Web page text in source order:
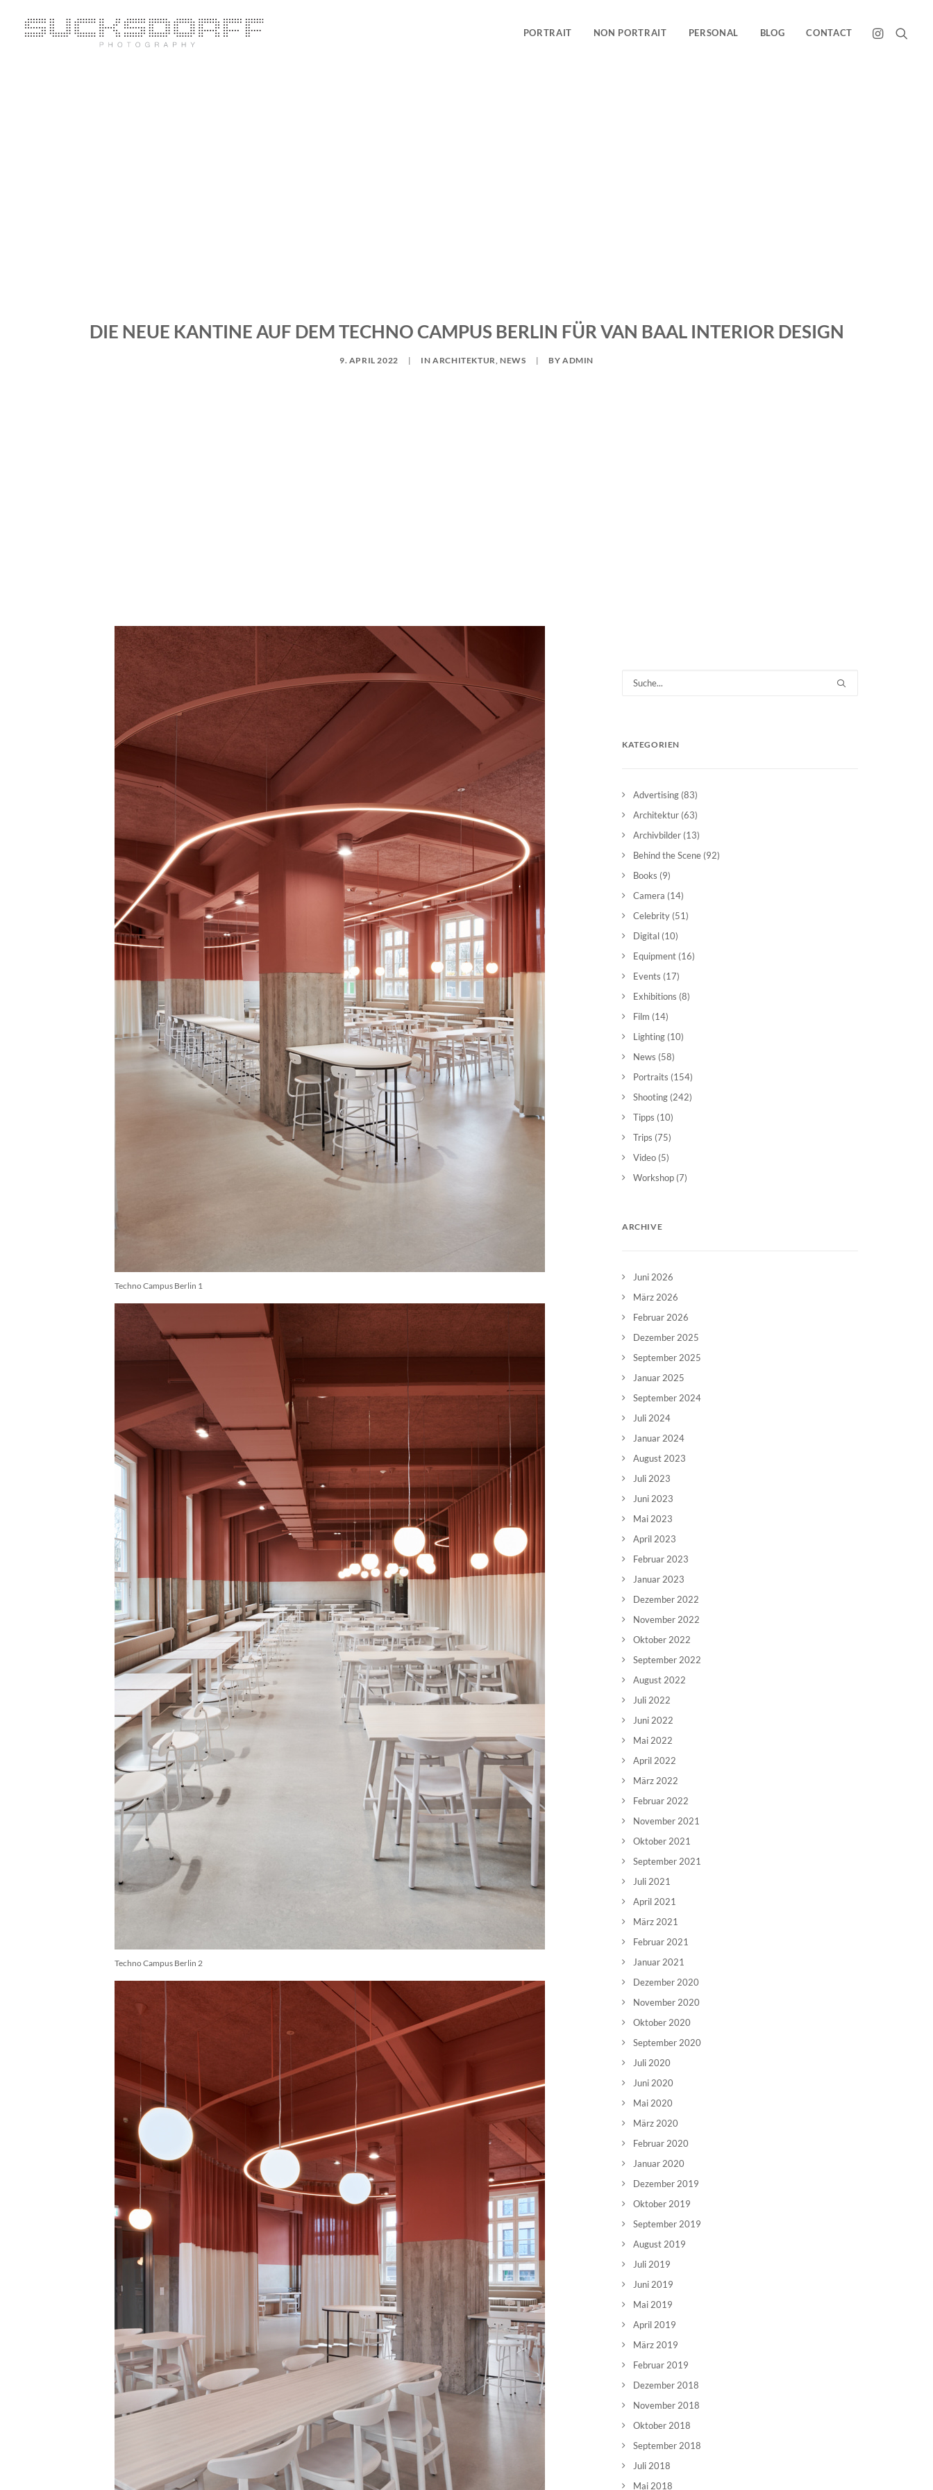
PORTRAIT NON PORTRAIT PERSONAL BLOG CONTACT
DIE NEUE KANTINE AUF DEM TECHNO CAMPUS BERLIN FÜR VAN BAAL INTERIOR DESIGN
9. APRIL 2022 | INARCHITEKTUR, NEWS | BY ADMIN
Techno Campus Berlin 1
Techno Campus Berlin 2
KATEGORIEN
Advertising (83)
Architektur (63)
Archivbilder (13)
Behind the Scene (92)
Books (9)
Camera (14)
Celebrity (51)
Digital (10)
Equipment (16)
Events (17)
Exhibitions (8)
Film (14)
Lighting (10)
News (58)
Portraits (154)
Shooting (242)
Tipps (10)
Trips (75)
Video (5)
Workshop (7)
ARCHIVE
Juni 2026
März 2026
Februar 2026
Dezember 2025
September 2025
Januar 2025
September 2024
Juli 2024
Januar 2024
August 2023
Juli 2023
Juni 2023
Mai 2023
April 2023
Februar 2023
Januar 2023
Dezember 2022
November 2022
Oktober 2022
September 2022
August 2022
Juli 2022
Juni 2022
Mai 2022
April 2022
März 2022
Februar 2022
November 2021
Oktober 2021
September 2021
Juli 2021
April 2021
März 2021
Februar 2021
Januar 2021
Dezember 2020
November 2020
Oktober 2020
September 2020
Juli 2020
Juni 2020
Mai 2020
März 2020
Februar 2020
Januar 2020
Dezember 2019
Oktober 2019
September 2019
August 2019
Juli 2019
Juni 2019
Mai 2019
April 2019
März 2019
Februar 2019
Dezember 2018
November 2018
Oktober 2018
September 2018
Juli 2018
Mai 2018